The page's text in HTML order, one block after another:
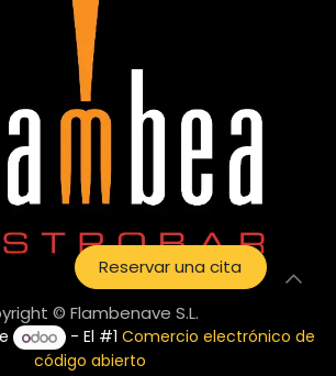
Reservar una cita
© Flambenave S.L.
- El #1Comercio electrónico de
código abierto